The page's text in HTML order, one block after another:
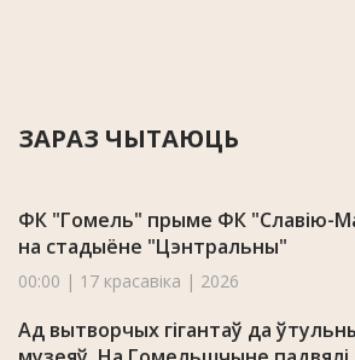
ЗАРАЗ ЧЫТАЮЦЬ
ФК "Гомель" прыме ФК "Славію-
на стадыёне "Цэнтральны"
00:00 | 17 красавіка | 2026
Ад вытворчых гігантаў да